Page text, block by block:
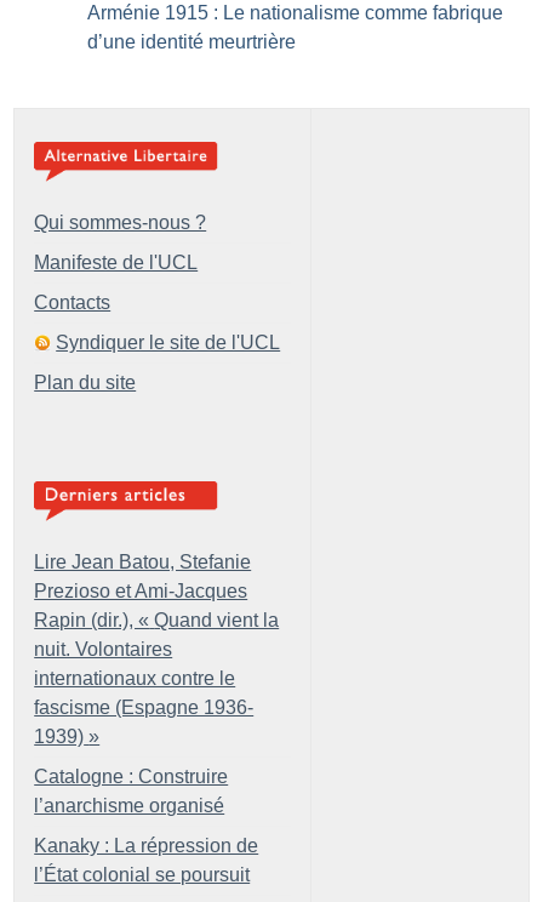
Arménie 1915 : Le nationalisme comme fabrique
d’une identité meurtrière
Qui sommes-nous ?
Manifeste de l'UCL
Contacts
Syndiquer le site de l'UCL
Plan du site
Lire Jean Batou, Stefanie
Prezioso et Ami-Jacques
Rapin (dir.), « Quand vient la
nuit. Volontaires
internationaux contre le
fascisme (Espagne 1936-
1939) »
Catalogne : Construire
l’anarchisme organisé
Kanaky : La répression de
l’État colonial se poursuit